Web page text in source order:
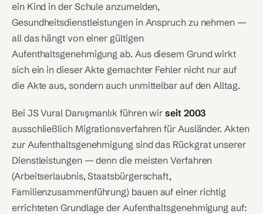
ein Kind in der Schule anzumelden,
Gesundheitsdienstleistungen in Anspruch zu nehmen —
all das hängt von einer gültigen
Aufenthaltsgenehmigung ab. Aus diesem Grund wirkt
sich ein in dieser Akte gemachter Fehler nicht nur auf
die Akte aus, sondern auch unmittelbar auf den Alltag.
Bei JS Vural Danışmanlık führen wirseit 2003
ausschließlich Migrationsverfahren für Ausländer. Akten
zur Aufenthaltsgenehmigung sind das Rückgrat unserer
Dienstleistungen — denn die meisten Verfahren
(Arbeitserlaubnis, Staatsbürgerschaft,
Familienzusammenführung) bauen auf einer richtig
errichteten Grundlage der Aufenthaltsgenehmigung auf: